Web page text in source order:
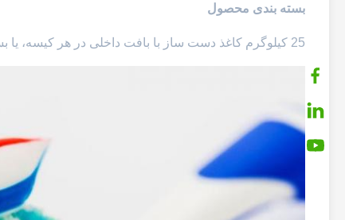
بسته بندی محصول
25 کیلوگرم کاغذ دست ساز با بافت داخلی در هر کیسه، یا بسته بندی بر اساس نیاز مشتریان.